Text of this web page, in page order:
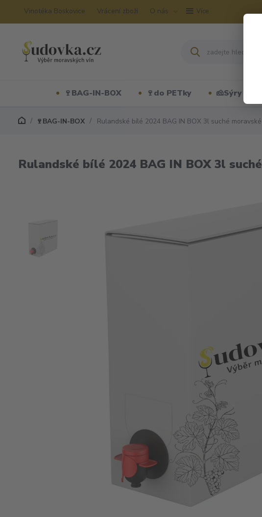
Vinotéka Boskovice Vrácení zboží O nás Více
🍷BAG-IN-BOX 🍷do PETky 🧀Sýry
🍷BAG-IN-BOX Rulandské bílé 2024 BAG IN BOX 3l suché
Rulandské bílé 2024 BAG IN BOX 3l